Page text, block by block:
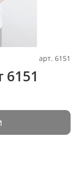
арт. 6151
6151